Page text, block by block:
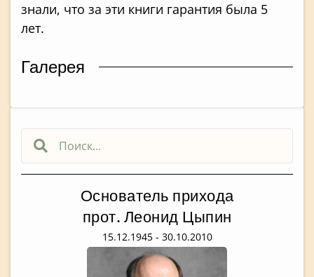
Основатель прихода
прот. Леонид Цыпин
15.12.1945 - 30.10.2010
знали, что за эти книги гарантия была 5
лет.
Галерея